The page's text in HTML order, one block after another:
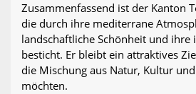
Zusammenfassend ist der Kanton
die durch ihre mediterrane
landschaftliche Schönheit und ihre
besticht. Er bleibt ein attraktives
die Mischung aus Natur, Kultur
möchten.